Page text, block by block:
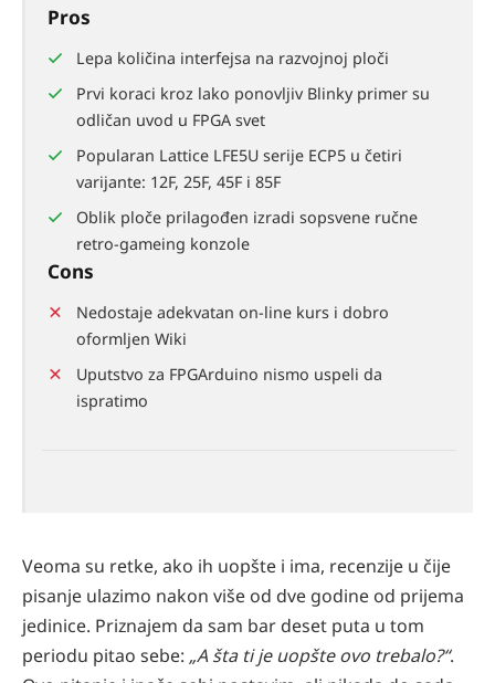
Pros
Lepa količina interfejsa na razvojnoj ploči
Prvi koraci kroz lako ponovljiv Blinky primer su
odličan uvod u FPGA svet
Popularan Lattice LFE5U serije ECP5 u četiri
varijante: 12F, 25F, 45F i 85F
Oblik ploče prilagođen izradi sopsvene ručne
retro-gameing konzole
Cons
Nedostaje adekvatan on-line kurs i dobro
oformljen Wiki
Uputstvo za FPGArduino nismo uspeli da
ispratimo
Veoma su retke, ako ih uopšte i ima, recenzije u čije
pisanje ulazimo nakon više od dve godine od prijema
jedinice. Priznajem da sam bar deset puta u tom
periodu pitao sebe: „A šta ti je uopšte ovo trebalo?“.